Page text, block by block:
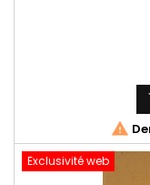

Exclusivité web